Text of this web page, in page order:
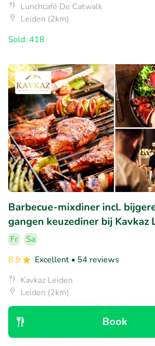
Book
Lunchcafé De Catwalk
Leiden (2km)
Sold: 418
Barbecue-mixdiner incl.
gangen keuzediner bij Kavkaz
Fr
Sa
8.9
Excellent • 54 reviews
Kavkaz Leiden
Leiden (2km)
Sold: 155